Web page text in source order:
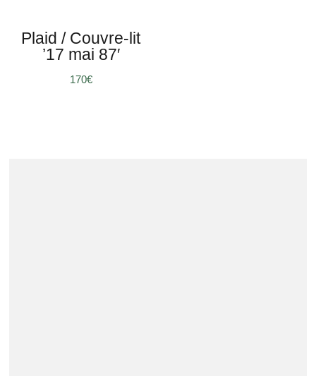
Plaid / Couvre-lit
’17 mai 87′
170€